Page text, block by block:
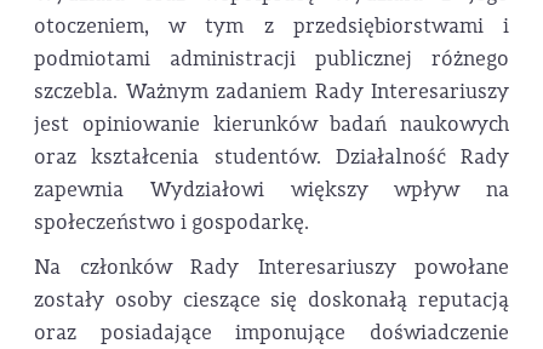
otoczeniem, w tym z przedsiębiorstwami i
podmiotami administracji publicznej różnego
szczebla. Ważnym zadaniem Rady Interesariuszy
jest opiniowanie kierunków badań naukowych
oraz kształcenia studentów. Działalność Rady
zapewnia Wydziałowi większy wpływ na
społeczeństwo i gospodarkę.
Na członków Rady Interesariuszy powołane
zostały osoby cieszące się doskonałą reputacją
oraz posiadające imponujące doświadczenie